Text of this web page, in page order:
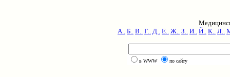
А.. Б.. В.. Г.. Д.. Е.. Ж.. З.. И.. Й.. К.. Л..
в WWW по сайту